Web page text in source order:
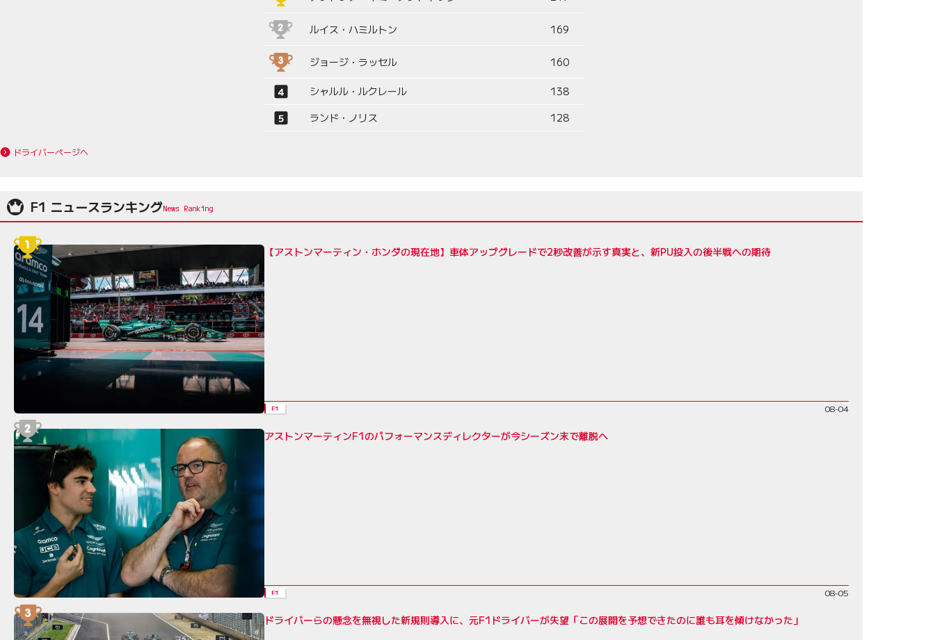
ルイス・ハミルトン 169
ジョージ・ラッセル 160
シャルル・ルクレール
138
ランド・ノリス
128
ドライバーページへ
F1 ニュースランキング
【アストンマーティン・ホンダの現在地】車体アップグレードで2秒改善が示す真実と、新PU投入の後半戦への期待
F1 08-04
アストンマーティンF1のパフォーマンスディレクターが今シーズン末で離脱へ
F1 08-05
ドライバーらの懸念を無視した新規則導入に、元F1ドライバーが失望「この展開を予想できたのに誰も耳を傾けなかった」